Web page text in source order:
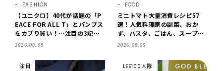
FASHION
【ユニクロ】40代が話題の「P
EACE FOR ALL T」とパンプス
をカブり買い！…注目の3記事
をチェック♪【LEE100人隊・2
2026.08.08
FOOD
ミニトマト大量消費レシピ57
選！人気料理家の副菜、おか
ず、パスタ、ごはん、スープま
で【保存版】
2026.08.05
注目 LEE100人隊